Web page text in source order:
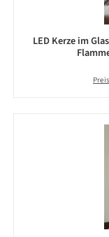
LED Kerze im